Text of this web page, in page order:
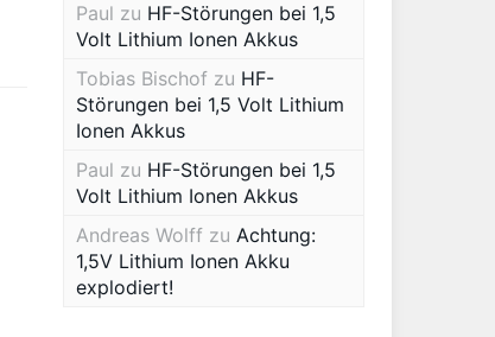
Paul zu HF-Störungen bei 1,5
Volt Lithium Ionen Akkus
Tobias Bischofzu HF-
Störungen bei 1,5 Volt Lithium
Ionen Akkus
Paul zu HF-Störungen bei 1,5
Volt Lithium Ionen Akkus
Andreas Wolffzu Achtung:
1,5V Lithium Ionen Akku
explodiert!